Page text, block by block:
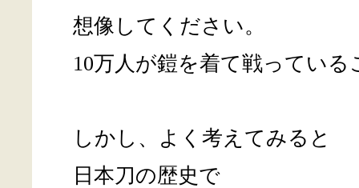
想像してください。
10万人が鎧を着て戦っている
しかし、よく考えてみると
日本刀の歴史で